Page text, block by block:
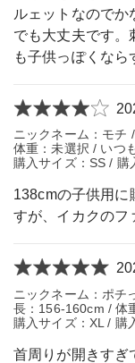
ルェットなので
でも大丈夫です。
も子供っぽくなら
ニックネーム：モチ
体重：未選択 / いつ
購入サイズ：SS / 購
138cmの子供用に
すが、イカクのフ
ニックネーム：ポチ
長：156-160cm / 体
購入サイズ：XL / 購
首周りが開きすぎ